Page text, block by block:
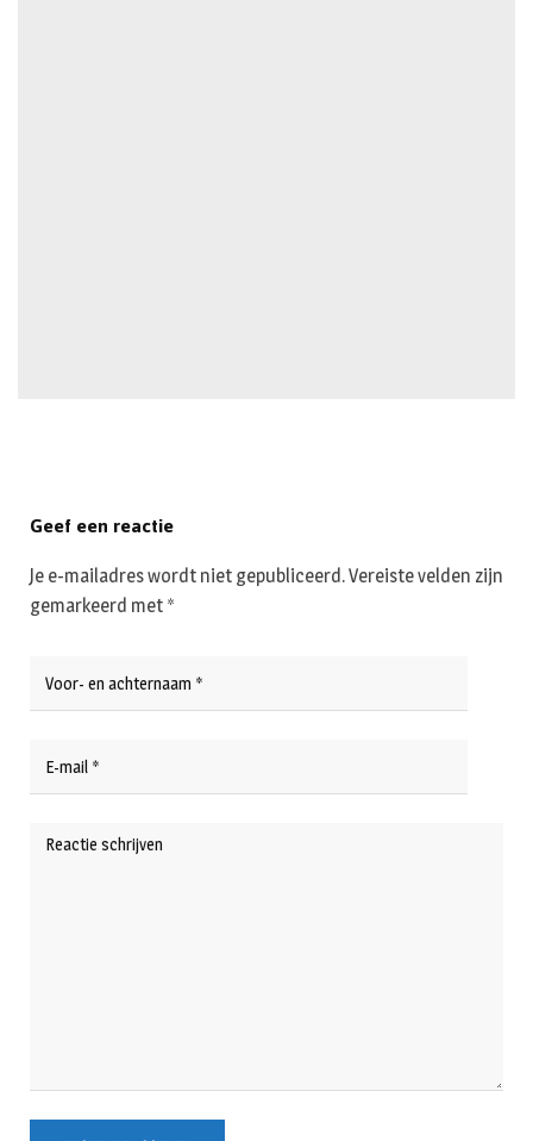
Geef een reactie
Je e-mailadres wordt niet gepubliceerd.Vereiste velden zijn
gemarkeerd met *